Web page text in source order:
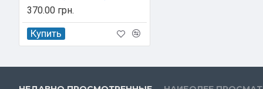
370.00 грн.
Купить